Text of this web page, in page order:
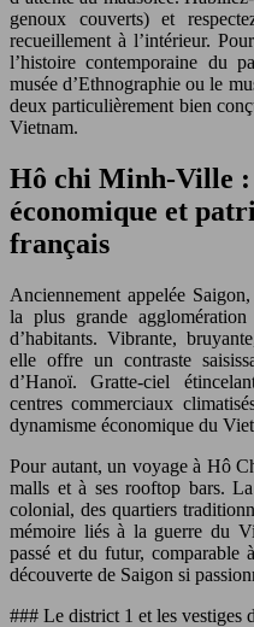
genoux couverts) et
recueillement à l’intérieur.
l’histoire contemporaine du
musée d’Ethnographie ou le
deux particulièrement bien
Vietnam.
Hô chi Minh-Ville :
économique et
français
Anciennement appelée
la plus grande
d’habitants. Vibrante,
elle offre un contraste
d’Hanoï. Gratte-ciel
centres commerciaux
dynamisme économique du
Pour autant, un voyage à Hô
malls et à ses rooftop bars.
colonial, des quartiers
mémoire liés à la guerre du
passé et du futur, comparable
découverte de Saigon si
### Le district 1 et les vestiges